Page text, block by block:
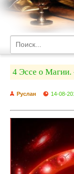
4 Эссе о
Руслан 14-08-